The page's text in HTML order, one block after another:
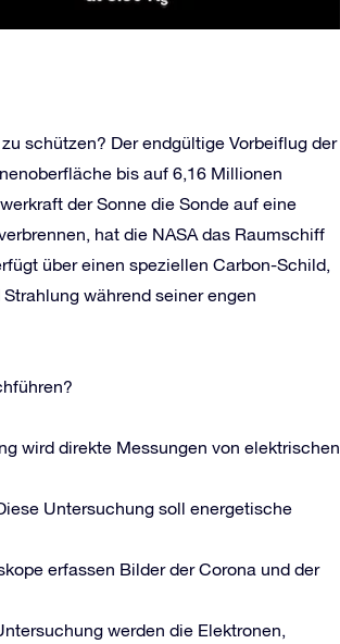
schützen? Der endgültige Vorbeiflug der
bis auf 6,16 Millionen
der Sonne die Sonde auf eine
hat die NASA das Raumschiff
über einen speziellen Carbon-Schild,
während seiner engen
wird direkte Messungen von elektrischen
Untersuchung soll energetische
erfassen Bilder der Corona und der
werden die Elektronen,